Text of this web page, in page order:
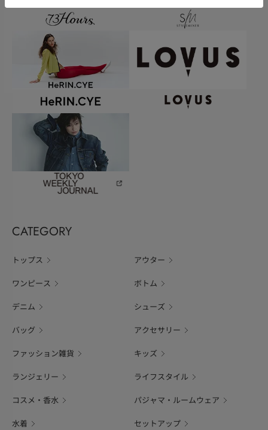
CATEGORY
トップス アウター
ワンピース ボトム
デニム シューズ
バッグ アクセサリー
ファッション雑貨 キッズ
ランジェリー ライフスタイル
コスメ・香水 パジャマ・ルームウェア
水着 セットアップ